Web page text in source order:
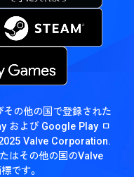
の他の国で登録された
および Google Play ロ
Valve Corporation.
はその他の国のValve
です。